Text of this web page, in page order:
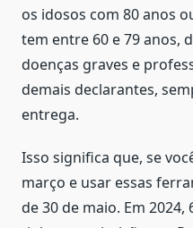
os idosos com 80 anos
tem entre 60 e 79 anos,
doenças graves e
demais declarantes,
entrega.
Isso significa que, se
março e usar essas
de 30 de maio. Em